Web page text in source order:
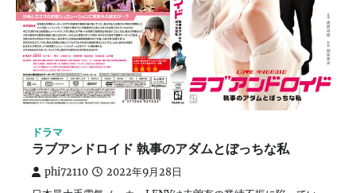
ドラマ
ラブアンドロイド 執事のアダムとぼっちな私
phi72110 2022年9月28日